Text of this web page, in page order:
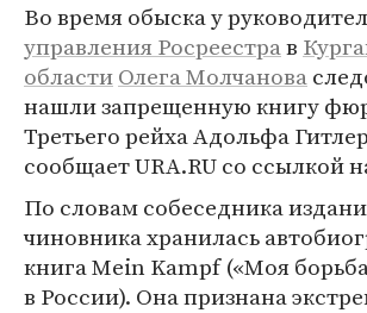
Во время обыска у
управления Росреестрав
областиОлега Молчанова
нашли запрещенную книгу
Третьего рейха Адольфа
сообщает URA.RU со ссылкой
По словам собеседника
чиновника хранилась
книга Mein Kampf («Моя
в России). Она признана